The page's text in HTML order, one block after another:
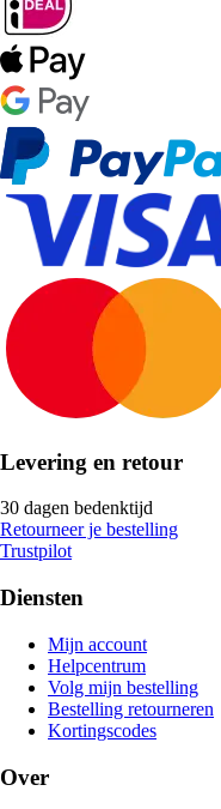
Levering en retour
30 dagen bedenktijd
Retourneer je bestelling
Trustpilot
Diensten
Mijn account
Helpcentrum
Volg mijn bestelling
Bestelling retourneren
Kortingscodes
Over